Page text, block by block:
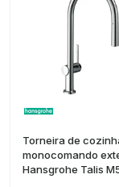
Torneira de
monocomando
Hansgrohe Talis